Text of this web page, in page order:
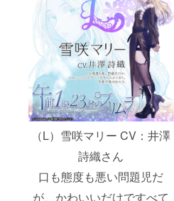
（L）雪咲マリー CV：井澤
詩織さん
口も態度も悪い問題児だ
が、かわいいだけですべて